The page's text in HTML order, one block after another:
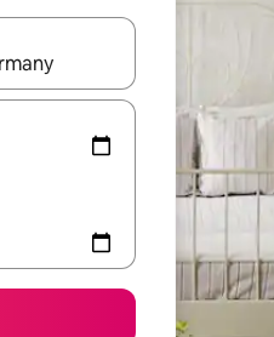
navega con las teclas de